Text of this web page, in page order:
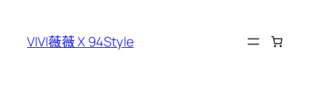
VIVI薇薇 X 94Style